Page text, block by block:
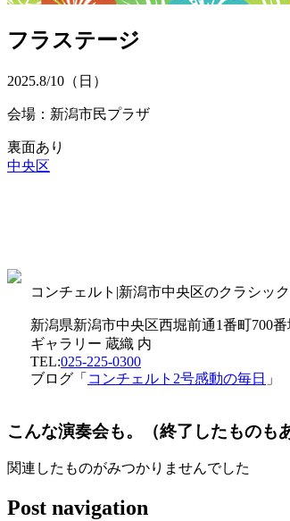
フラステージ
2025.8/10 （日）
会場：新潟市民プラザ
裏面あり
中央区
コンチェルト|新潟市中央区のクラシッ
新潟県新潟市中央区西堀前通1番町700
ギャラリー 蔵織 内
TEL:025-225-0300
ブログ「 コンチェルト2号感動の毎日 」
こんな演奏会も。（終了したものも
関連したものがみつかりませんでした
Post navigation